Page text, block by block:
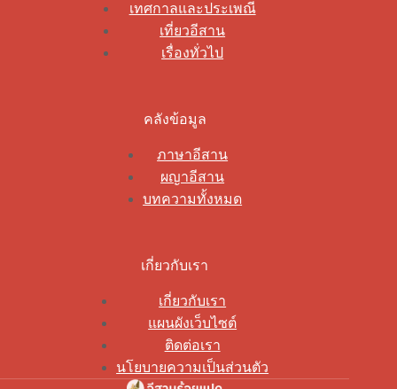
เทศกาลและประเพณี
เที่ยวอีสาน
เรื่องทั่วไป
คลังข้อมูล
ภาษาอีสาน
ผญาอีสาน
บทความทั้งหมด
เกี่ยวกับเรา
เกี่ยวกับเรา
แผนผังเว็บไซต์
ติดต่อเรา
นโยบายความเป็นส่วนตัว